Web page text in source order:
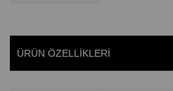
ÜRÜN ÖZELLIKLERI